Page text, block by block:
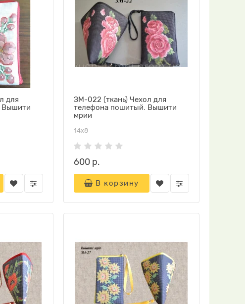
для
Вышити
ЗМ-022 (ткань) Чехол для
телефона пошитый. Вышити
мрии
14х8
600 р.
В корзину